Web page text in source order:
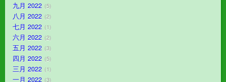
九月 2022 5
八月 2022 2
七月 2022 1
六月 2022 2
五月 2022 3
四月 2022 5
三月 2022 1
一月 2022 3